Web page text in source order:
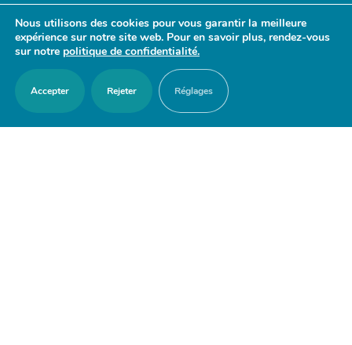
- 17h30
Samedi : 9h30 - 12h
Nous utilisons des cookies pour vous garantir la meilleure
expérience sur notre site web. Pour en savoir plus, rendez-vous
sur notre politique de confidentialité.
Accepter Rejeter Réglages